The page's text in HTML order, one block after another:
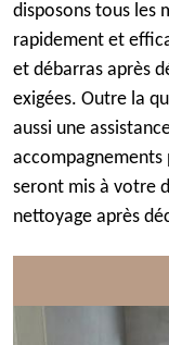
disposons tous les
rapidement et
et débarras après
exigées. Outre la
aussi une
seront mis à votre
nettoyage après